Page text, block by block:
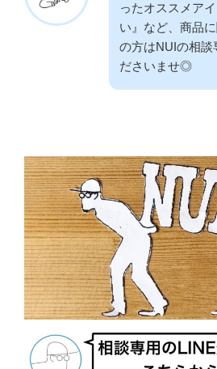
ったオススメア
い』など、商品
の方はNUIの相談
ださいませ◎